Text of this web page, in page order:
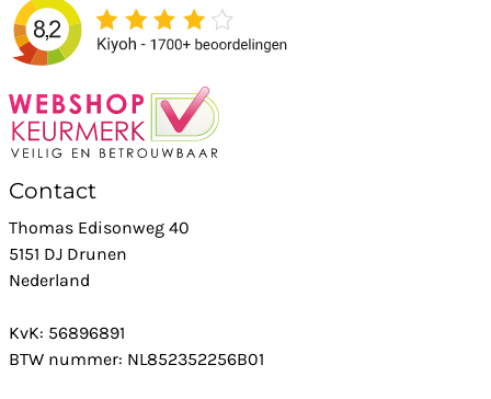
Contact
Thomas Edisonweg 40
5151 DJ Drunen
Nederland
KvK: 56896891
BTW nummer: NL852352256B01